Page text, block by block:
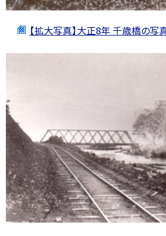
【拡大写真】大正8年 千歳橋の写